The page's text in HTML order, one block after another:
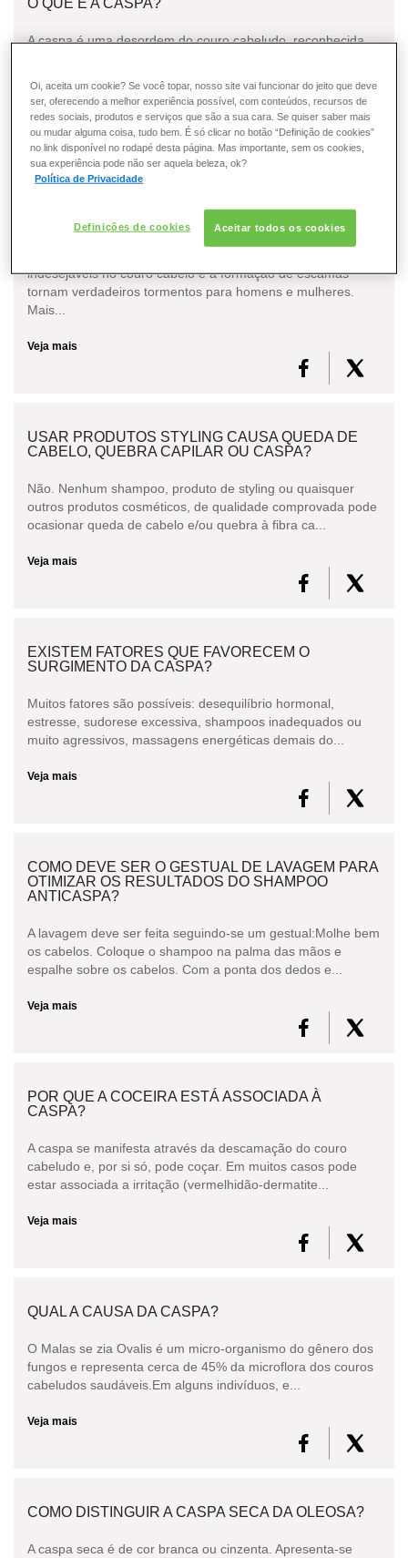
PELE
CONSULTORIA DE PRODUTOS GARNIER
O QUE É A CASPA?
A caspa é uma desordem do couro cabeludo, reconhecida
Veja mais
indesejáveis no couro cabelo e a formação de escamas
tornam verdadeiros tormentos para homens e mulheres.
Mais...
Veja mais
USAR PRODUTOS STYLING CAUSA QUEDA DE
CABELO, QUEBRA CAPILAR OU CASPA?
Não. Nenhum shampoo, produto de styling ou quaisquer
outros produtos cosméticos, de qualidade comprovada pode
ocasionar queda de cabelo e/ou quebra à fibra ca...
Veja mais
EXISTEM FATORES QUE FAVORECEM O
SURGIMENTO DA CASPA?
Muitos fatores são possíveis: desequilíbrio hormonal,
estresse, sudorese excessiva, shampoos inadequados ou
muito agressivos, massagens energéticas demais do...
Veja mais
COMO DEVE SER O GESTUAL DE LAVAGEM PARA
OTIMIZAR OS RESULTADOS DO SHAMPOO
ANTICASPA?
A lavagem deve ser feita seguindo-se um gestual:Molhe bem
os cabelos. Coloque o shampoo na palma das mãos e
espalhe sobre os cabelos. Com a ponta dos dedos e...
Veja mais
POR QUE A COCEIRA ESTÁ ASSOCIADA À
CASPA?
A caspa se manifesta através da descamação do couro
cabeludo e, por si só, pode coçar. Em muitos casos pode
estar associada a irritação (vermelhidão-dermatite...
Veja mais
QUAL A CAUSA DA CASPA?
O Malas se zia Ovalis é um micro-organismo do gênero dos
fungos e representa cerca de 45% da microflora dos couros
cabeludos saudáveis.Em alguns indivíduos, e...
Veja mais
COMO DISTINGUIR A CASPA SECA DA OLEOSA?
A caspa seca é de cor branca ou cinzenta. Apresenta-se
Oi, aceita um cookie? Se você topar, nosso site vai funcionar do jeito que deve
ser, oferecendo a melhor experiência possível, com conteúdos, recursos de
redes sociais, produtos e serviços que são a sua cara. Se quiser saber mais
ou mudar alguma coisa, tudo bem. É só clicar no botão “Definição de cookies”
no link disponível no rodapé desta página. Mas importante, sem os cookies,
sua experiência pode não ser aquela beleza, ok?
Política de Privacidade
Definições de cookies Aceitar todos os cookies